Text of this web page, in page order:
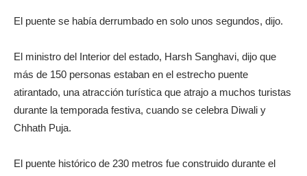
El puente se había derrumbado en solo unos segundos, dijo.
El ministro del Interior del estado, Harsh Sanghavi, dijo que
más de 150 personas estaban en el estrecho puente
atirantado, una atracción turística que atrajo a muchos turistas
durante la temporada festiva, cuando se celebra Diwali y
Chhath Puja.
El puente histórico de 230 metros fue construido durante el